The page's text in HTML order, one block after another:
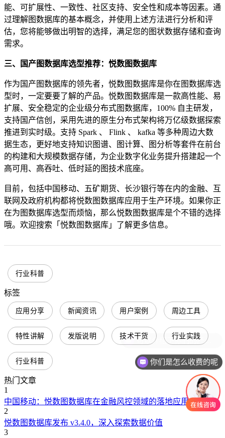
能、可扩展性、一致性、社区支持、安全性和成本等因素。通
过理解图数据库的基本概念，并使用上述方法进行分析和评
估，您将能够做出明智的选择，满足您的图状数据存储和查询
需求。
三、国产图数据库选型推荐：悦数图数据库
作为国产图数据库的领先者，悦数图数据库是你在图数据库选
型时，一定要要了解的产品。悦数图数据库是一款高性能、易
扩展、安全稳定的企业级分布式图数据库，100% 自主研发，
支持国产信创，采用先进的原生分布式架构将万亿级数据探索
推进到实时级。支持 Spark 、 Flink 、 kafka 等多种周边大数
据生态，更好地支持知识图谱、图计算、图分析等套件在前台
的构建和大规模数据存储，为企业数字化业务提升搭建起一个
高可用、高吞吐、低时延的图技术底座。
目前，包括中国移动、五矿期货、长沙银行等在内的金融、互
联网及政府机构都将悦数图数据库应用于生产环境。如果你正
在为图数据库选型而烦恼，那么悦数图数据库是个不错的选择
哦。欢迎搜索「悦数图数据库」了解更多信息。
行业科普
标签
应用分享 新闻资讯 用户案例 周边工具
特性讲解 发版说明 技术干货 行业实践
行业科普
热门文章
1
中国移动：悦数图数据库在金融风控领域的落地应用
2
悦数图数据库发布 v3.4.0，深入探索数据价值
3
你们是怎么收费的呢